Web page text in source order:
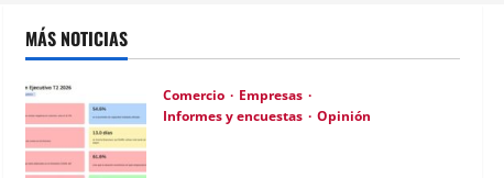
MÁS NOTICIAS
Comercio
Empresas
Informes y encuestas
Opinión